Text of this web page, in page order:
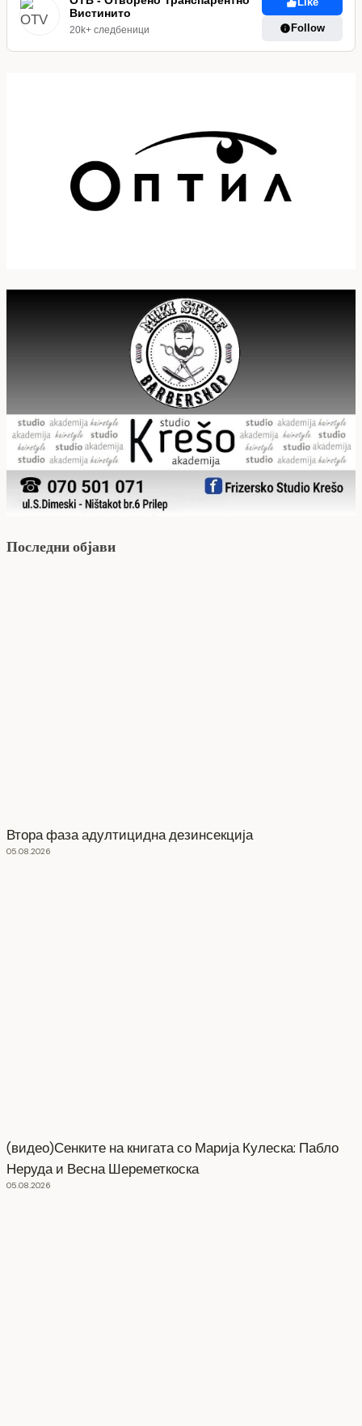
Вистинито
20k+ следбеници Follow
Последни објави
Втора фаза адултицидна дезинсекција
05.08.2026
(видео)Сенките на книгата со Марија Кулеска: Пабло
Неруда и Весна Шереметкоска
05.08.2026